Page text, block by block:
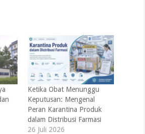
Ketika Obat Menunggu
Keputusan: Mengenal
Peran Karantina Produk
dalam Distribusi Farmasi
26 Juli 2026